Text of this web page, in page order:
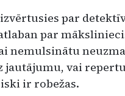
par
par
nemulsinātu
jautājumu, vai
ir robežas.